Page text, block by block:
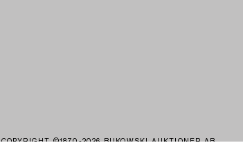
COPYRIGHT ©1870-2026 BUKOWSKI AUKTIONER AB